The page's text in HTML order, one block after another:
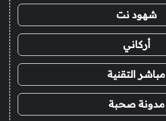
شهود نت
أركاني
مباشر التقنية
مدونة صحبة